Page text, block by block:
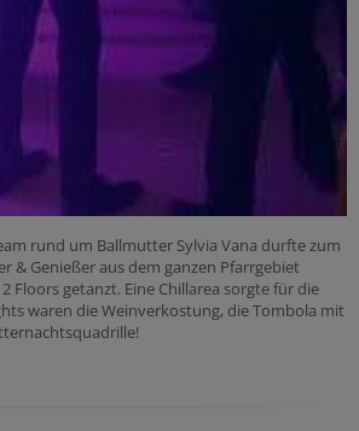
rund um Ballmutter Sylvia Vana durfte zum
& Genießer aus dem ganzen Pfarrgebiet
Floors getanzt. Eine Chillarea sorgte für die
waren die Weinverkostung, die Tombola mit